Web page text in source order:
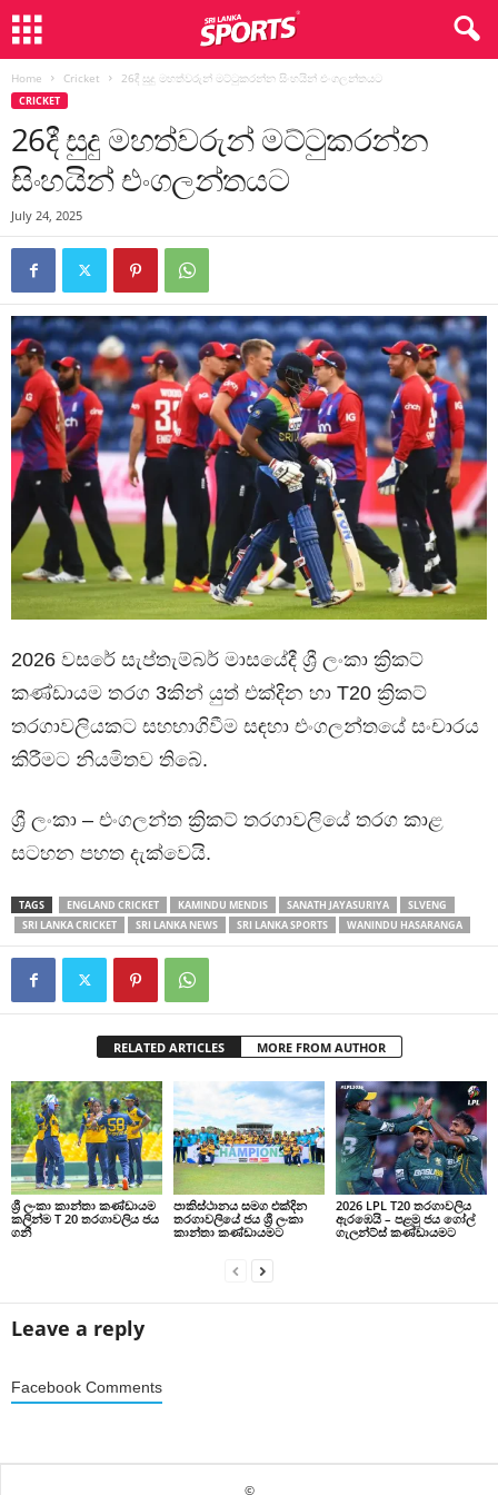
Home Cricket 26දී සුදු මහත්වරුන් මට්ටුකරන්න සිංහයින් එංගලන්තයට
CRICKET
26දී සුදු මහත්වරුන් මට්ටුකරන්න
සිංහයින් එංගලන්තයට
July 24, 2025
2026 වසරේ සැප්තැම්බර් මාසයේදී ශ්‍රී ලංකා ක්‍රිකට්
කණ්ඩායම තරග 3කින් යුත් එක්දින හා T20 ක්‍රිකට්
තරගාවලියකට සහභාගිවීම සඳහා එංගලන්තයේ සංචාරය
කිරීමට නියමිතව තිබේ.
ශ්‍රී ලංකා – එංගලන්ත ක්‍රිකට් තරගාවලියේ තරග කාළ
සටහන පහත දැක්වෙයි.
TAGS ENGLAND CRICKET KAMINDU MENDIS SANATH JAYASURIYA
SLVENG
SRI LANKA CRICKET
SRI LANKA NEWS SRI LANKA SPORTS WANINDU HASARANGA
RELATED ARTICLES MORE FROM AUTHOR
ශ්‍රී ලංකා කාන්තා කණ්ඩායම
කලින්ම T 20 තරගාවලිය ජය
ගනී
පාකිස්ථානය සමග එක්දින
තරගාවලියේ ජය ශ්‍රී ලංකා
කාන්තා කණ්ඩායමට
2026 LPL T20 තරගාවලිය
ඇරඹෙයි – පළමු ජය ගෝල්
ගැලන්ට්ස් කණ්ඩායමට
Leave a reply
Facebook Comments
©